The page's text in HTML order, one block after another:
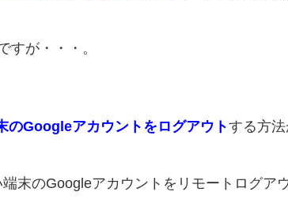
すが・・・。
Googleアカウントをログアウトする方法
末のGoogleアカウントをリモートログア